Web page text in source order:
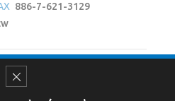
886-7-621-3129